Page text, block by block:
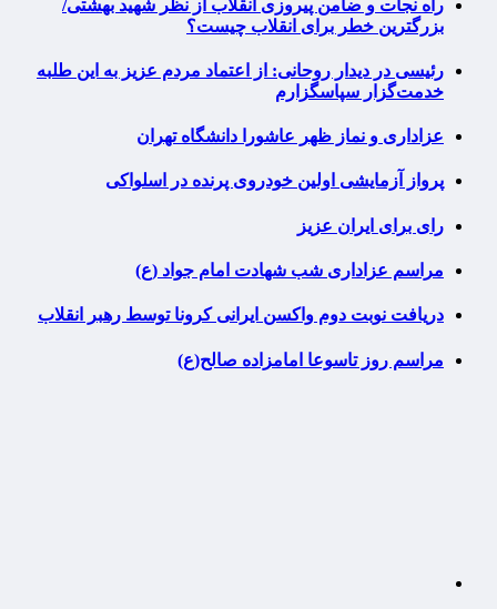
راه نجات و ضامن پیروزی انقلاب از نظر شهید بهشتی/
بزرگترین خطر برای انقلاب چیست؟
رئیسی در دیدار روحانی: از اعتماد مردم عزیز به این طلبه
خدمت‌گزار سپاسگزارم
عزاداری و نماز ظهر عاشورا دانشگاه تهران
پرواز آزمایشی اولین خودروی پرنده در اسلواکی
رای برای ایران عزیز
مراسم عزاداری شب شهادت امام جواد (ع)
دریافت نوبت دوم واکسن ایرانی کرونا توسط رهبر انقلاب
مراسم روز تاسوعا امامزاده صالح(ع)